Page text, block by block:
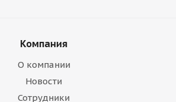
Компания
О компании
Новости
Сотрудники